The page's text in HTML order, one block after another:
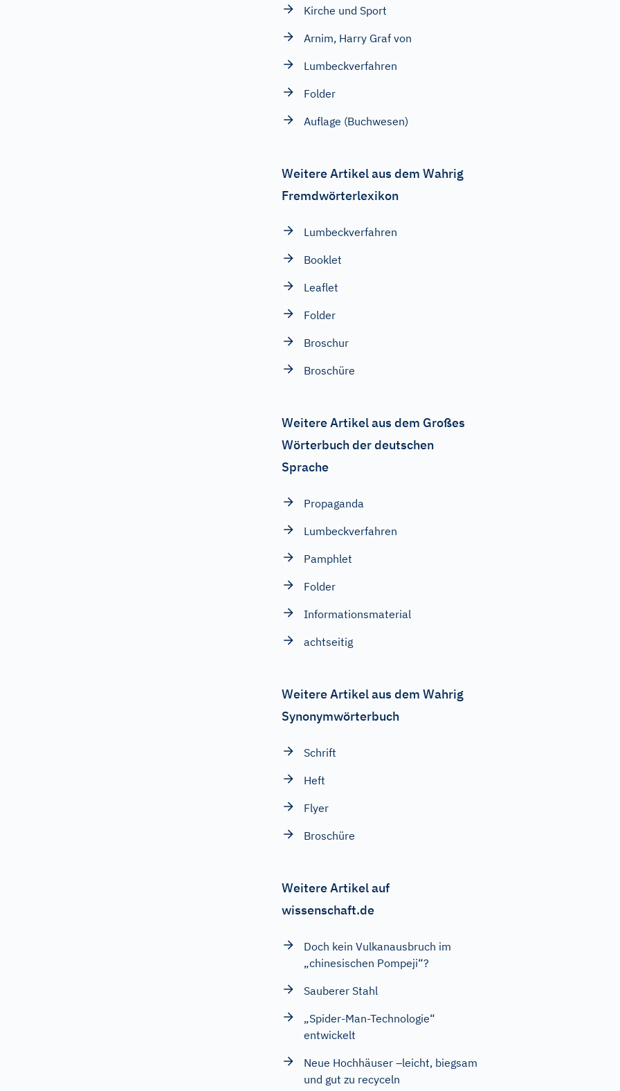
Kirche und Sport
Arnim, Harry Graf von
Lumbeckverfahren
Folder
Auflage (Buchwesen)
Weitere Artikel aus dem Wahrig
Fremdwörterlexikon
Lumbeckverfahren
Booklet
Leaflet
Folder
Broschur
Broschüre
Weitere Artikel aus dem Großes
Wörterbuch der deutschen
Sprache
Propaganda
Lumbeckverfahren
Pamphlet
Folder
Informationsmaterial
achtseitig
Weitere Artikel aus dem Wahrig
Synonymwörterbuch
Schrift
Heft
Flyer
Broschüre
Weitere Artikel auf
wissenschaft.de
Doch kein Vulkanausbruch im
„chinesischen Pompeji“?
Sauberer Stahl
„Spider-Man-Technologie“
entwickelt
Neue Hochhäuser –leicht, biegsam
und gut zu recyceln